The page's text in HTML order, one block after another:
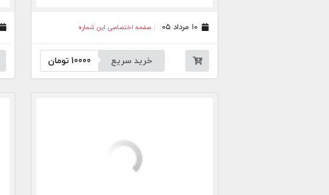
۱۰ مرداد ۰۵ صفحه اختصاصی این شماره
خرید سریع 10000 تومان